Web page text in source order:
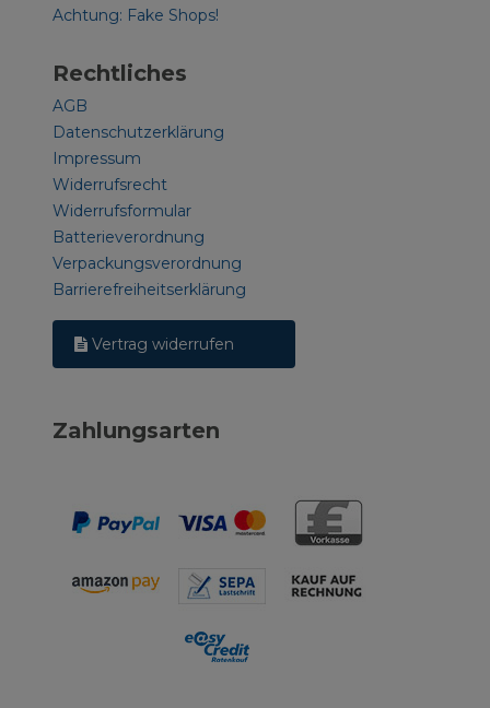
Achtung: Fake Shops!
Rechtliches
AGB
Datenschutzerklärung
Impressum
Widerrufsrecht
Widerrufsformular
Batterieverordnung
Verpackungsverordnung
Barrierefreiheitserklärung
Vertrag widerrufen
Zahlungsarten